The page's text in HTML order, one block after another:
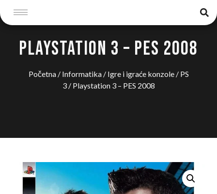
PLAYSTATION 3 – PES 2008
Početna/ Informatika/ Igre i igraće konzole/ PS
3/ Playstation 3 – PES 2008